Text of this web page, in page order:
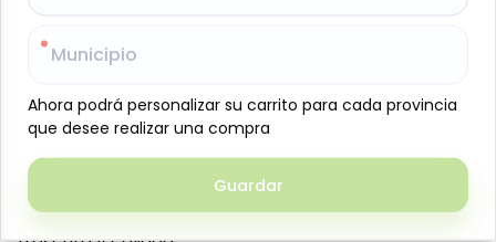
presentadas en un práctico paquete de 9 unidades
suave, crujiente y un sabor clásico a mantequilla que
las hace ideales para acompañar el café, la
merienda o disfrutar como snack en cualquier
momento del día. Su formato individual facilita su
conservación y consumo, manteniendo siempre su
Municipio
Ahora podrá personalizar su carrito para cada provincia
que desee realizar una compra
Guardar
Municipio
Ahora podrá personalizar su carrito para cada provincia
que desee realizar una compra
Guardar